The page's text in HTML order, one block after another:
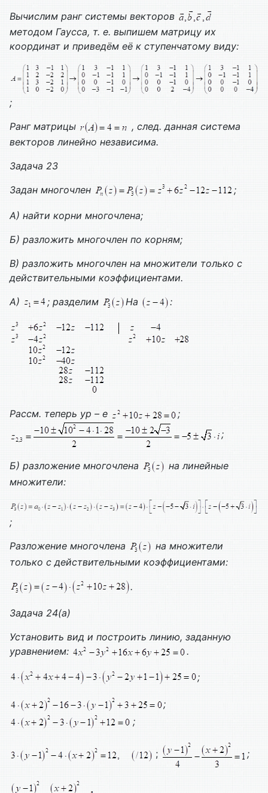
Вычислим ранг системы векторов
методом Гаусса, т. е. выпишем матрицу их
координат и приведём её к ступенчатому виду:
;
Ранг матрицы
, след. данная система
векторов линейно независима.
Задача 23
Задан многочлен
;
А) найти корни многочлена;
Б) разложить многочлен по корням;
В) разложить многочлен на множители только с
действительными коэффициентами.
А)
; разделим На :
Рассм. теперь ур – е
;
;
Б) разложение многочлена
на линейные
множители:
;
Разложение многочлена
на множители
только с действительными коэффициентами:
.
Задача 24(а)
Установить вид и построить линию, заданную
уравнением:
.
;
;
;
; ;